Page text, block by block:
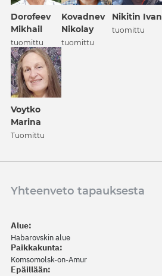
Dorofeev
Mikhail
tuomittu
Kovadnev
Nikolay
tuomittu
Nikitin Ivan
tuomittu
Voytko
Marina
Tuomittu
Yhteenveto tapauksesta
Alue:
Habarovskin alue
Paikkakunta:
Komsomolsk-on-Amur
Epäillään: